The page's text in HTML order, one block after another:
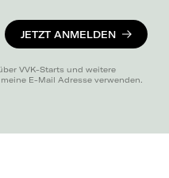
JETZT ANMELDEN
VVK-Starts und weitere
E-Mail Adresse verwenden.